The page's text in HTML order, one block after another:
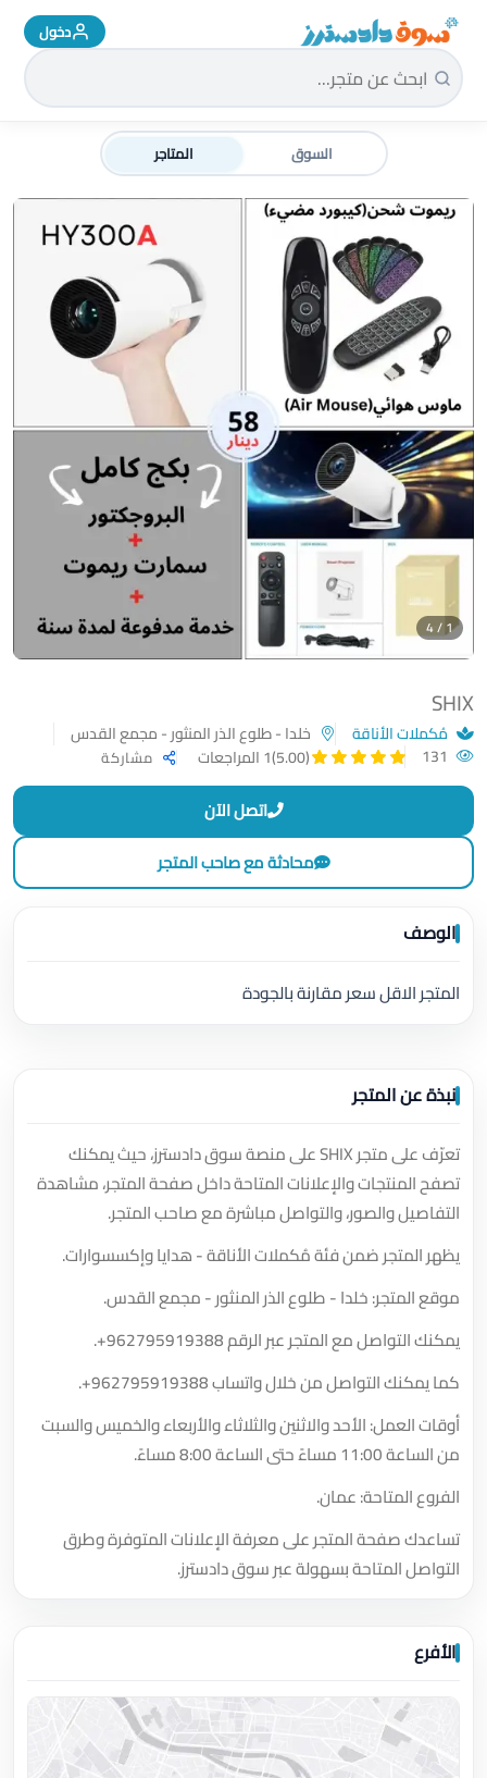
سوق دادسترز الرئيسية دخول
السوق المتاجر
SHIX
مُكملات الأناقة
خلدا - طلوع الذر المنثور - مجمع القدس
(5.00) 1 المراجعات مشاركة
1 / 4
اتصل الآن
محادثة مع صاحب المتجر
الوصف
المتجر الاقل سعر مقارنة بالجودة
نبذة عن المتجر
تعرّف على متجر SHIX على منصة سوق دادسترز، حيث يمكنك
تصفح المنتجات والإعلانات المتاحة داخل صفحة المتجر، مشاهدة
التفاصيل والصور، والتواصل مباشرة مع صاحب المتجر.
يظهر المتجر ضمن فئة مُكملات الأناقة - هدايا وإكسسوارات.
موقع المتجر: خلدا - طلوع الذر المنثور - مجمع القدس.
يمكنك التواصل مع المتجر عبر الرقم+962795919388
.
كما يمكنك التواصل من خلال واتساب+962795919388
.
أوقات العمل: الأحد والاثنين والثلاثاء والأربعاء والخميس والسبت
من الساعة 11:00 مساءً حتى الساعة 8:00 مساءً.
الفروع المتاحة: عمان.
تساعدك صفحة المتجر على معرفة الإعلانات المتوفرة وطرق
التواصل المتاحة بسهولة عبر سوق دادسترز.
الأفرع